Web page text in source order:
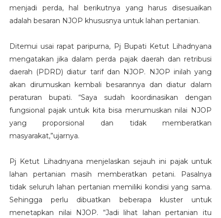
menjadi perda, hal berikutnya yang harus disesuaikan
adalah besaran NJOP khususnya untuk lahan pertanian.
Ditemui usai rapat paripurna, Pj Bupati Ketut Lihadnyana
mengatakan jika dalam perda pajak daerah dan retribusi
daerah (PDRD) diatur tarif dan NJOP. NJOP inilah yang
akan dirumuskan kembali besarannya dan diatur dalam
peraturan bupati. “Saya sudah koordinasikan dengan
fungsional pajak untuk kita bisa merumuskan nilai NJOP
yang proporsional dan tidak memberatkan
masyarakat,”ujarnya.
Pj Ketut Lihadnyana menjelaskan sejauh ini pajak untuk
lahan pertanian masih memberatkan petani. Pasalnya
tidak seluruh lahan pertanian memiliki kondisi yang sama.
Sehingga perlu dibuatkan beberapa kluster untuk
menetapkan nilai NJOP. “Jadi lihat lahan pertanian itu